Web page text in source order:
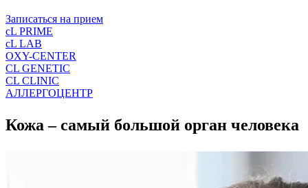
Записаться на прием
cL PRIME
cL LAB
OXY-CENTER
CL GENETIC
CL CLINIC
АЛЛЕРГОЦЕНТР
Кожа – самый большой орган человека